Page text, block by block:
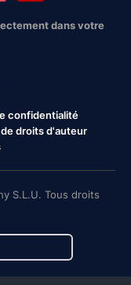
dans votre
confidentialité
droits d'auteur
S.L.U. Tous droits